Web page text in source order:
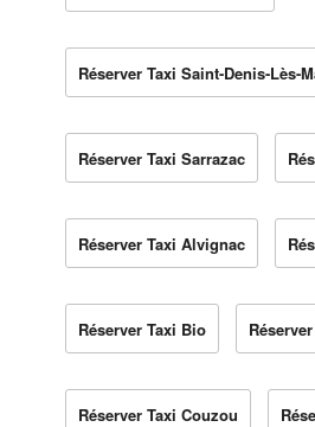
Réserver Taxi Saint-Denis-Lès-
Réserver Taxi Sarrazac
Réserver Taxi Alvignac
Réserver Taxi Bio
Réserver Taxi Couzou